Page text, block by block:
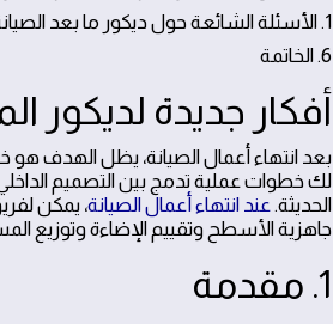
1. الأسئلة الشائعة حول ديكور ما بعد الصيانة
6. الخاتمة
أفكار جديدة لديكور
بعد انتهاء أعمال الصيانة، يظل
لك خطوات عملية تدمج بين التصميم
الحديثة. عند انتهاء أعمال الصيانة، يمكن
جاهزية الأسطح وتقييم الإضاءة وتوزيع
1. مقدمة